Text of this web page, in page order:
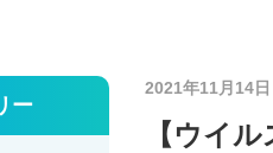
ー
【ウイ
2021年11月14日